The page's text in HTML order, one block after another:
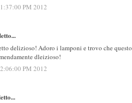
PM 2012
delizioso! Adoro i lamponi e trovo che
dleizioso!
PM 2012